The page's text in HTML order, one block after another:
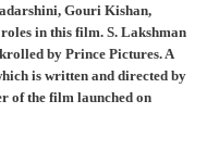
Gouri Kishan,
in this film. S. Lakshman
by Prince Pictures. A
is written and directed by
of the film launched on